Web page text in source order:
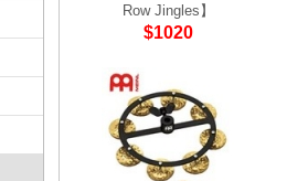
Row Jingles】
$1020